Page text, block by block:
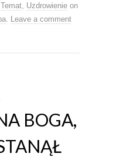
Temat Uzdrowienie on
Leave a comment
BOGA,